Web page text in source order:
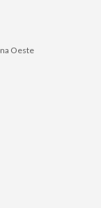
Oeste